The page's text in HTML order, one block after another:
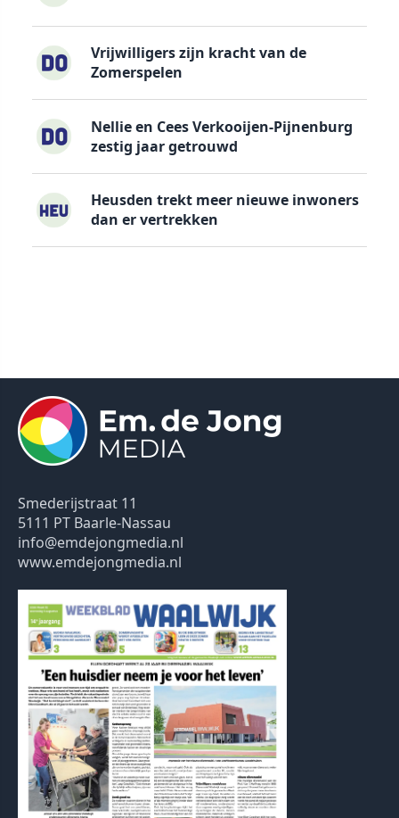
Vrijwilligers zijn kracht van de
Zomerspelen
Nellie en Cees Verkooijen-Pijnenburg
zestig jaar getrouwd
Heusden trekt meer nieuwe inwoners
dan er vertrekken
Smederijstraat 11
5111 PT Baarle-Nassau
info@emdejongmedia.nl
www.emdejongmedia.nl